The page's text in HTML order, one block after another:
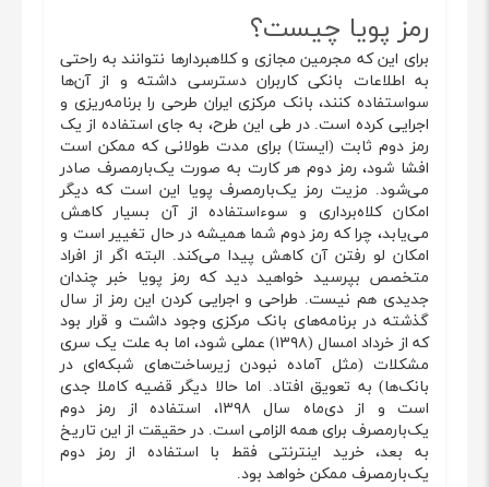
رمز پویا چیست؟
برای این که مجرمین مجازی و کلاهبردارها نتوانند به راحتی
به اطلاعات بانکی کاربران دسترسی داشته و از آن‌ها
سواستفاده کنند، بانک مرکزی ایران طرحی را برنامه‌ریزی و
اجرایی کرده است. در طی این طرح، به جای استفاده از یک
رمز دوم ثابت (ایستا) برای مدت طولانی که ممکن است
افشا شود، رمز دوم هر کارت به صورت یک‌بارمصرف صادر
می‌شود. مزیت رمز یک‌بارمصرف پویا این است که دیگر
امکان کلاه‌برداری و سوءاستفاده از آن بسیار کاهش
می‌یابد، چرا که رمز دوم شما همیشه در حال تغییر است و
امکان لو رفتن آن کاهش پیدا می‌کند. البته اگر از افراد
متخصص بپرسید خواهید دید که رمز پویا خبر چندان
جدیدی هم نیست. طراحی و اجرایی کردن این رمز از سال
گذشته در برنامه‌های بانک مرکزی وجود داشت و قرار بود
که از خرداد امسال (۱۳۹۸) عملی شود، اما به علت یک سری
مشکلات (مثل آماده نبودن زیرساخت‌های شبکه‌ای در
بانک‌ها) به تعویق افتاد. اما حالا دیگر قضیه کاملا جدی
است و از دی‌ماه سال ۱۳۹۸، استفاده از رمز دوم
یک‌بارمصرف برای همه الزامی است. در حقیقت از این تاریخ
به ‌بعد، خرید اینترنتی فقط با استفاده از رمز دوم
یک‌بارمصرف ممکن خواهد بود.